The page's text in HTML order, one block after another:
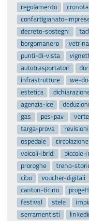
regolamento
confartigianato-
decreto-sostegni
borgomanero
punti-di-vista
autotrasportatori
infrastrutture
we-
estetica
agenzia-ice
deduzioni
gas
pes-pav
targa-prova
revisioni
ospedale
circolazione
veicoli-ibridi
piccole-
proroghe
treno-
cibo
voucher-digitali
canton-ticino
festival
stele
serramentisti